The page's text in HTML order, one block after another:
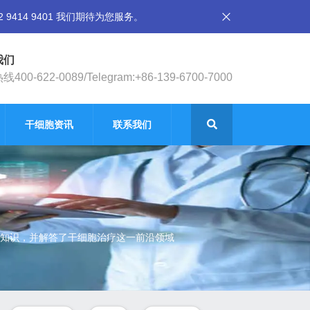
9401 我们期待为您服务。
们
线400-622-0089/Telegram:+86-139-6700-7000
干细胞资讯 联系我们
识，并解答了干细胞治疗这一前沿领域